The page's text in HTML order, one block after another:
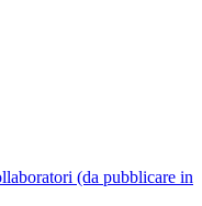
(da pubblicare in